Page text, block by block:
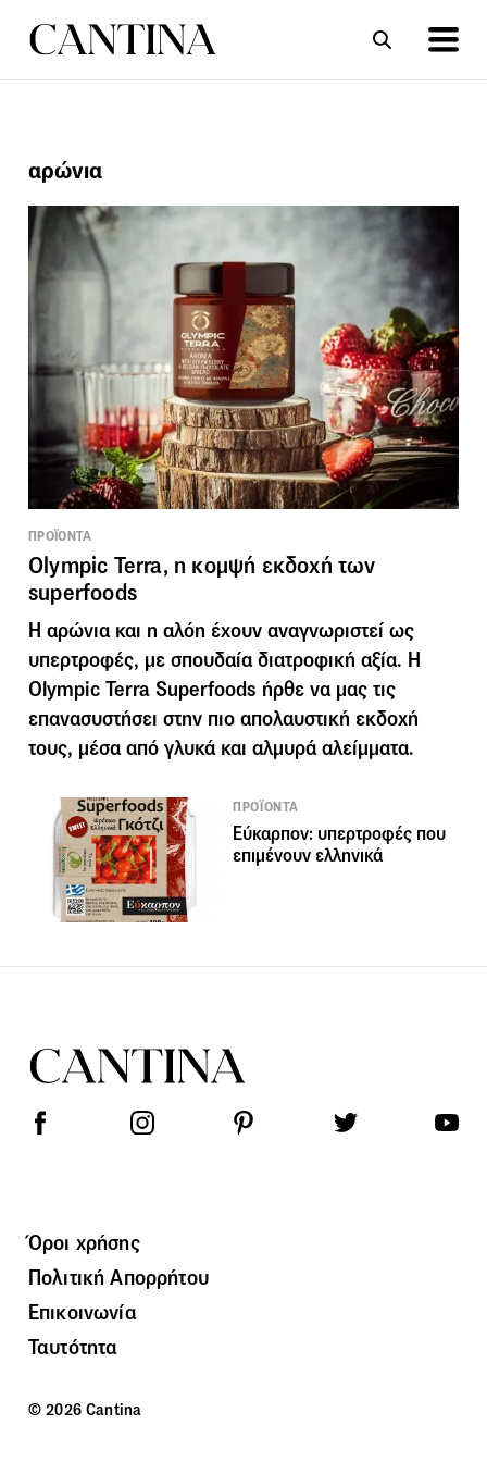
αρώνια
ΠΡΟΪΟΝΤΑ
Olympic Terra, η κομψή εκδοχή των
superfoods
Η αρώνια και η αλόη έχουν αναγνωριστεί ως
υπερτροφές, με σπουδαία διατροφική αξία. Η
Olympic Terra Superfoods ήρθε να μας τις
επανασυστήσει στην πιο απολαυστική εκδοχή
τους, μέσα από γλυκά και αλμυρά αλείμματα.
ΠΡΟΪΟΝΤΑ
Εύκαρπον: υπερτροφές που
επιμένουν ελληνικά
Όροι χρήσης
Πολιτική Απορρήτου
Επικοινωνία
Ταυτότητα
© 2026 Cantina